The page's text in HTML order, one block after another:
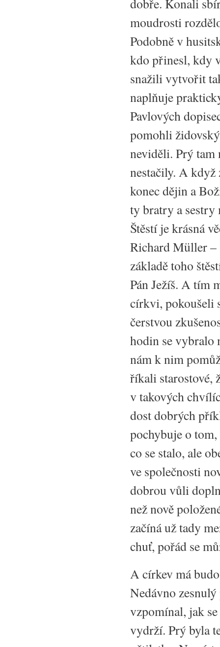
moudrosti
Podobně v
kdo přinesl, kdy
snažili vytvořit
naplňuje
Pavlových
pomohli
neviděli. Prý tam
nestačily. A když
konec dějin a
ty bratry a sestry
Štěstí je krásná
Richard Müller –
základě toho
Pán Ježíš. A tím
církvi, pokoušeli
čerstvou
hodin se vybralo
nám k nim
říkali starostové,
v takových
dost dobrých
pochybuje o
co se stalo, ale
ve společnosti
dobrou vůli
než nově
začíná už tady
chuť, pořád se
A církev má
Nedávno
vzpomínal, jak
vydrží. Prý byla